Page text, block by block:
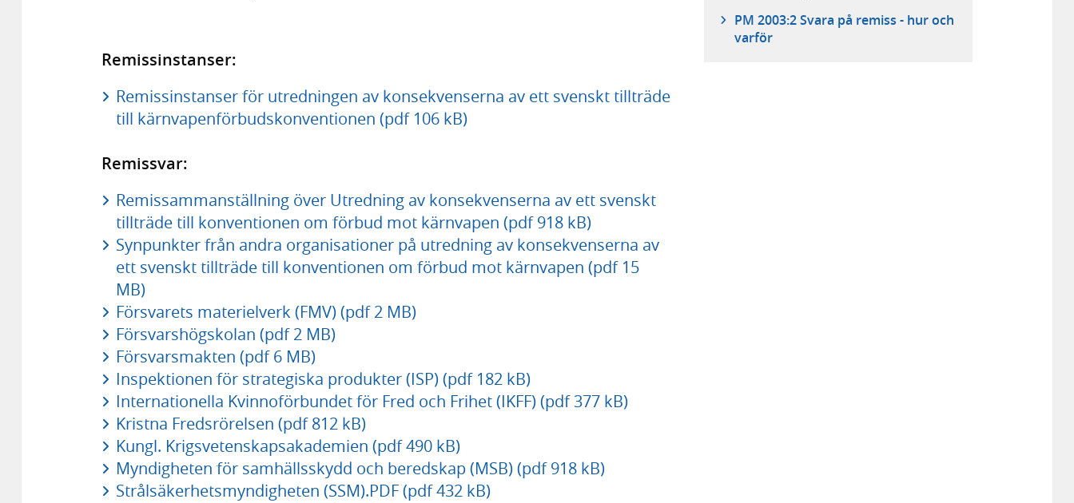
Remissinstanser:
Remissinstanser för utredningen av konsekvenserna av ett svenskt tillträde
till kärnvapenförbudskonventionen (pdf 106 kB)
Remissvar:
Remissammanställning över Utredning av konsekvenserna av ett svenskt
tillträde till konventionen om förbud mot kärnvapen (pdf 918 kB)
Synpunkter från andra organisationer på utredning av konsekvenserna av
ett svenskt tillträde till konventionen om förbud mot kärnvapen (pdf 15
MB)
Försvarets materielverk (FMV) (pdf 2 MB)
Försvarshögskolan (pdf 2 MB)
Försvarsmakten (pdf 6 MB)
Inspektionen för strategiska produkter (ISP) (pdf 182 kB)
Internationella Kvinnoförbundet för Fred och Frihet (IKFF) (pdf 377 kB)
Kristna Fredsrörelsen (pdf 812 kB)
Kungl. Krigsvetenskapsakademien (pdf 490 kB)
Myndigheten för samhällsskydd och beredskap (MSB) (pdf 918 kB)
Strålsäkerhetsmyndigheten (SSM).PDF (pdf 432 kB)
PM 2003:2 Svara på remiss - hur och
varför